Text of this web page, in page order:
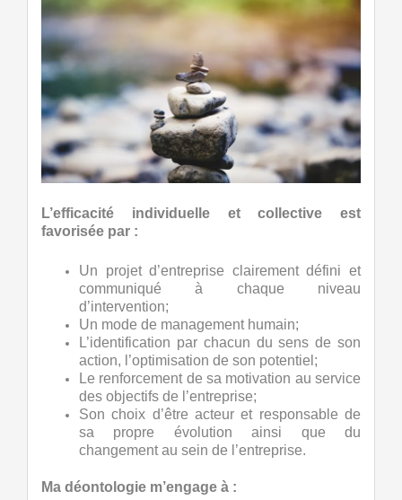
L’efficacité individuelle et collective est
favorisée par :
Un projet d’entreprise clairement défini et
communiqué à chaque niveau
d’intervention;
Un mode de management humain;
L’identification par chacun du sens de son
action, l’optimisation de son potentiel;
Le renforcement de sa motivation au service
des objectifs de l’entreprise;
Son choix d’être acteur et responsable de
sa propre évolution ainsi que du
changement au sein de l’entreprise.
Ma déontologie m’engage à :